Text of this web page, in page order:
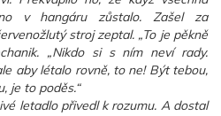
v hangáru zůstalo. Zašel za
stroj zeptal. „To je pěkně
„Nikdo si s ním neví rady.
aby létalo rovně, to ne! Být tebou,
je to poděs.“
letadlo přivedl k rozumu. A dostal